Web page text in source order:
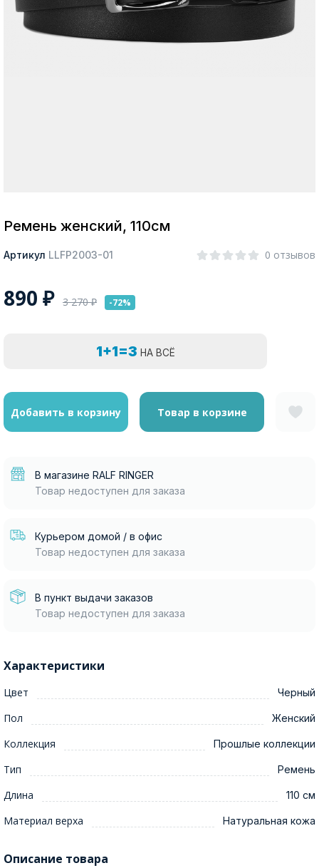
Ремень женский, 110см
Артикул LLFP2003-01 0 отзывов
890 ₽ 3 270₽ -72%
1+1=3 НА ВСЁ
Добавить в корзину Товар в корзине
В магазине RALF RINGER
Товар недоступен для заказа
Курьером домой / в офис
Товар недоступен для заказа
В пункт выдачи заказов
Товар недоступен для заказа
Характеристики
Цвет Черный
Пол Женский
Коллекция Прошлые коллекции
Тип Ремень
Длина 110 см
Материал верха Натуральная кожа
Описание товара